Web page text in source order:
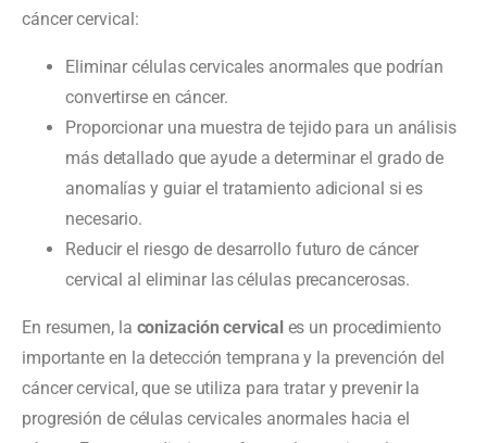
cáncer cervical:
Eliminar células cervicales anormales que podrían
convertirse en cáncer.
Proporcionar una muestra de tejido para un análisis
más detallado que ayude a determinar el grado de
anomalías y guiar el tratamiento adicional si es
necesario.
Reducir el riesgo de desarrollo futuro de cáncer
cervical al eliminar las células precancerosas.
En resumen, la conización cervicales un procedimiento
importante en la detección temprana y la prevención del
cáncer cervical, que se utiliza para tratar y prevenir la
progresión de células cervicales anormales hacia el